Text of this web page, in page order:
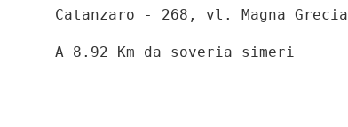
Catanzaro - 268, vl. Magna Grecia
A 8.92 Km da soveria simeri